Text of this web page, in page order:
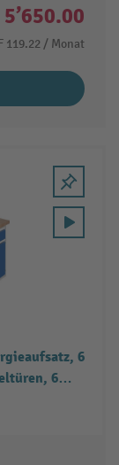
5’650.00
119.22 / Monat
6
6